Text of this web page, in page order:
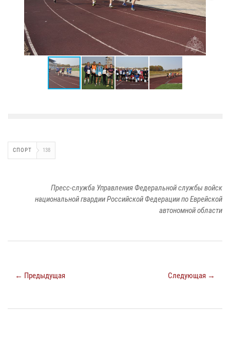
СПОРТ 138
Пресс-служба Управления Федеральной службы войск
национальной гвардии Российской Федерации по Еврейской
автономной области
← Предыдущая Следующая →